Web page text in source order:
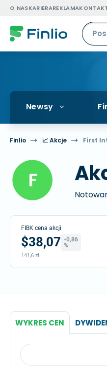
O NASKARIERAREKLAMA
Newsy
Finlio 📈 Akcje First
FIBK cena akcji
$38,07 -0,86
%
141,6 zł
WYKRES CEN